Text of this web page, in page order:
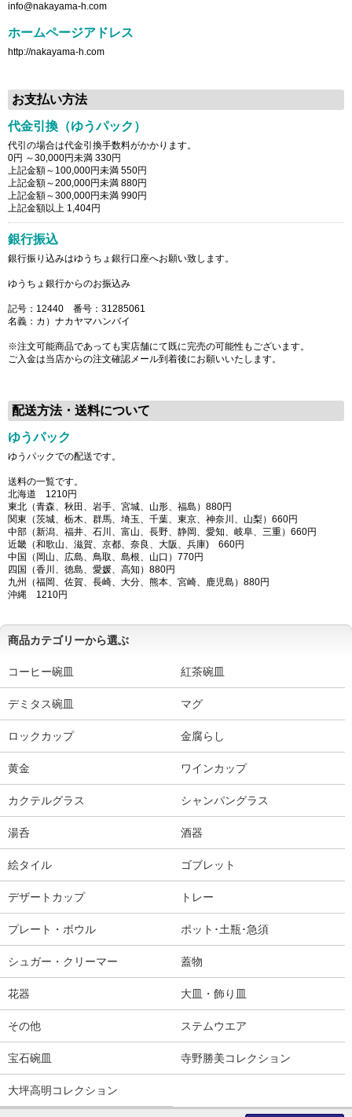
info@nakayama-h.com
ホームページアドレス
http://nakayama-h.com
お支払い方法
代金引換（ゆうパック）
代引の場合は代金引換手数料がかかります。
0円 ～30,000円未満 330円
上記金額～100,000円未満 550円
上記金額～200,000円未満 880円
上記金額～300,000円未満 990円
上記金額以上 1,404円
銀行振込
銀行振り込みはゆうちょ銀行口座へお願い致します。
ゆうちょ銀行からのお振込み
記号：12440 番号：31285061
名義：カ）ナカヤマハンバイ
※注文可能商品であっても実店舗にて既に完売の可能性もございます。
ご入金は当店からの注文確認メール到着後にお願いいたします。
配送方法・送料について
ゆうパック
ゆうパックでの配送です。
送料の一覧です。
北海道 1210円
東北（青森、秋田、岩手、宮城、山形、福島）880円
関東（茨城、栃木、群馬、埼玉、千葉、東京、神奈川、山梨）660円
中部（新潟、福井、石川、富山、長野、静岡、愛知、岐阜、三重）660円
近畿（和歌山、滋賀、京都、奈良、大阪、兵庫) 660円
中国（岡山、広島、鳥取、島根、山口）770円
四国（香川、徳島、愛媛、高知）880円
九州（福岡、佐賀、長崎、大分、熊本、宮崎、鹿児島）880円
沖縄 1210円
商品カテゴリーから選ぶ
コーヒー碗皿 紅茶碗皿
デミタス碗皿 マグ
ロックカップ 金腐らし
黄金 ワインカップ
カクテルグラス シャンパングラス
湯呑 酒器
絵タイル ゴブレット
デザートカップ トレー
プレート・ボウル ポット･土瓶･急須
シュガー・クリーマー 蓋物
花器 大皿・飾り皿
その他 ステムウエア
宝石碗皿 寺野勝美コレクション
大坪高明コレクション